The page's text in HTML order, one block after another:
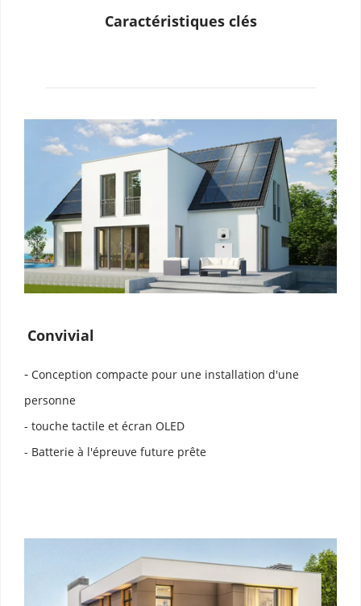
Caractéristiques clés
Convivial
- Conception compacte pour une installation d'une
personne
- touche tactile et écran OLED
- Batterie à l'épreuve future prête